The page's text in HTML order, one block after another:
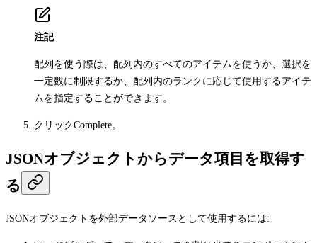
注記
配列を使う際は、配列内のすべてのアイテムを使うか、選択を
一定数に制限するか、配列内のランクに応じて使用するアイテ
ムを指定することができます。
クリックComplete。
JSONオブジェクトからデータ項目を取得す
る
JSONオブジェクトを外部データソースとして使用するには: